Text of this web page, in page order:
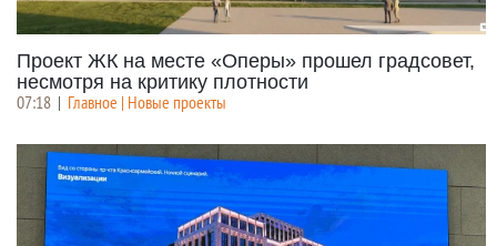
Проект ЖК на месте «Оперы» прошел градсовет,
несмотря на критику плотности
07:18 Главное | Новые проекты